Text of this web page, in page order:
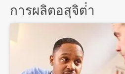
การผลิตอสุจิต่ํา